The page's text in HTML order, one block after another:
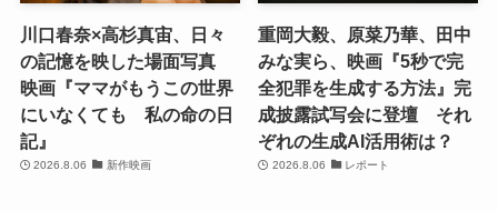
川口春奈×高杉真宙、日々
の記憶を映した場面写真
映画『ママがもうこの世界
にいなくても 私の命の日
記』
2026.8.06 新作映画
重岡大毅、原菜乃華、田中
みな実ら、映画『5秒で完
全犯罪を生成する方法』完
成披露試写会に登壇 それ
ぞれの生成AI活用術は？
2026.8.06 レポート